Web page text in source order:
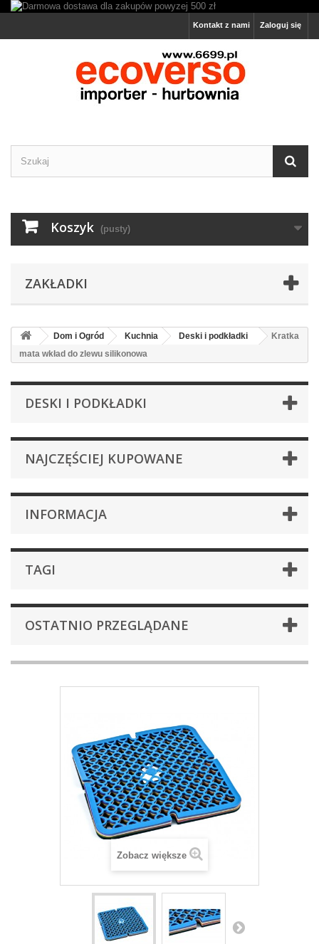
Zaloguj się
Kontakt z nami
Koszyk (pusty)
ZAKŁADKI
Dom i Ogród Kuchnia Deski i podkładki
Kratka
mata wkład do zlewu silikonowa
DESKI I PODKŁADKI
NAJCZĘŚCIEJ KUPOWANE
INFORMACJA
TAGI
OSTATNIO PRZEGLĄDANE
Zobacz większe